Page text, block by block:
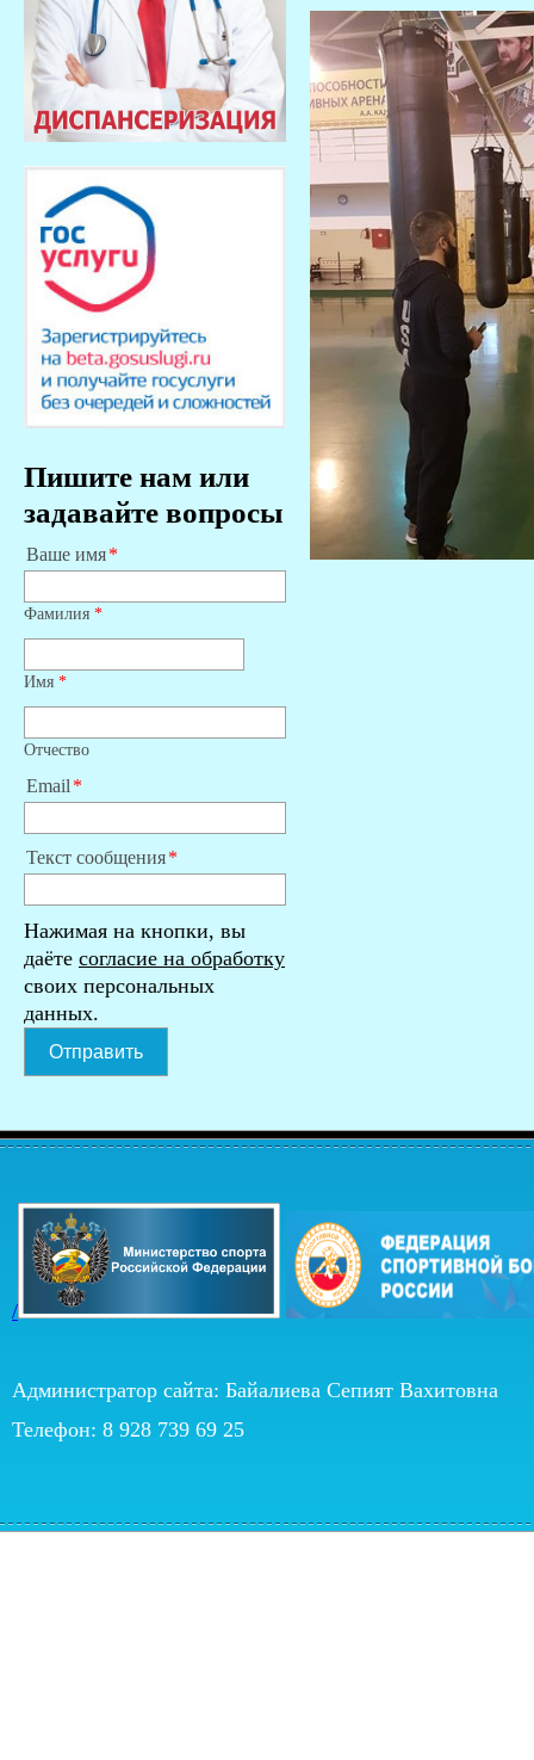
Пишите нам или
задавайте вопросы
Ваше имя
Фамилия *
Имя *
Отчество
Email
Текст сообщения
Нажимая на кнопки, вы
даёте согласие на обработку
своих персональных
данных.
Отправить
/
Администратор сайта: Байалиева Сепият Вахитовна
Телефон: 8 928 739 69 25